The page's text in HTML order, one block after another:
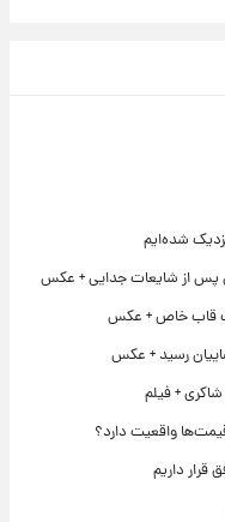
شده‌ایم
پس از شایعات جدایی + عکس
یک قاب خاص + عکس
+ فیلم
واقعیت دارد؟
قرار داریم